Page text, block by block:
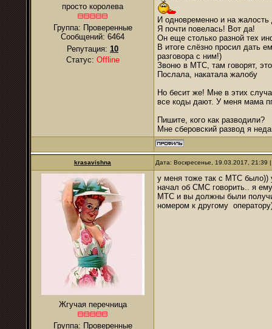
просто королева
Группа: Проверенные
Сообщений: 6464
Репутация: 10
Статус: Offline
И одновременно и на жалость
Я почти повелась! Вот да!
Он еще столько разной тех
В итоге слёзно просил дать
разговора с ним!)
Звоню в МТС, там говорят,
Послала, накатала жалобу
Но бесит же! Мне в этих
все коды дают. У меня мама
Пишите, кого как разводили?
Мне сберовский развод я
krasavishna Дата: Воскресенье, 19.03.2017,
Жгучая перечница
Группа: Проверенные
у меня тоже так с МТС было))
начал об СМС говорить.. я
МТС и вы должны были
номером к другому